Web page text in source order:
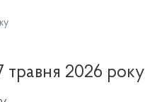
травня 2026 року